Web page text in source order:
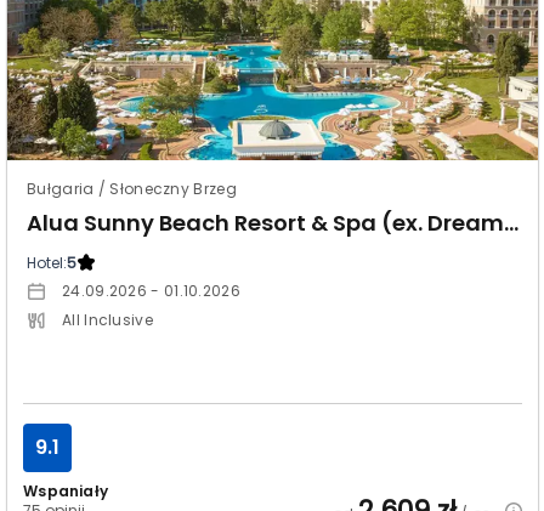
Bułgaria / Słoneczny Brzeg
Alua Sunny Beach Resort & Spa (ex. Dreams Sunny Beach Resort & Spa)
Hotel:5
24.09.2026 - 01.10.2026
All Inclusive
Wspaniały
9.1